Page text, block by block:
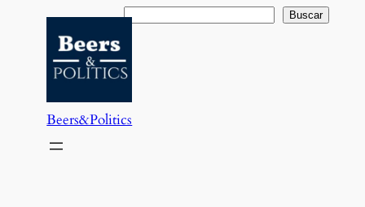
contenido
Buscar Buscar
Beers&Politics